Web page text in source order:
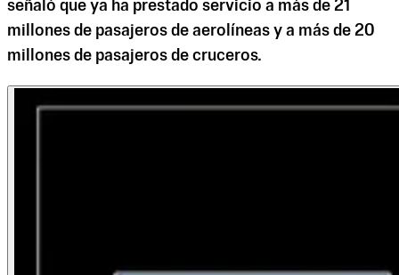
señaló que ya ha prestado servicio a más de 21
millones de pasajeros de aerolíneas y a más de 20
millones de pasajeros de cruceros.